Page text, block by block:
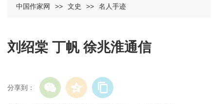
中国作家网 >> 文史 >> 名人手迹
刘绍棠 丁帆 徐兆淮通信
分享到：